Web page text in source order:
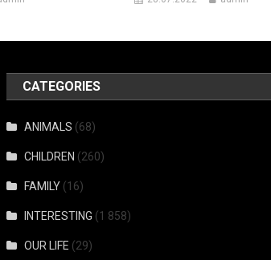
CATEGORIES
ANIMALS (68)
CHILDREN (260)
FAMILY (16)
INTERESTING (1 858)
OUR LIFE (29)